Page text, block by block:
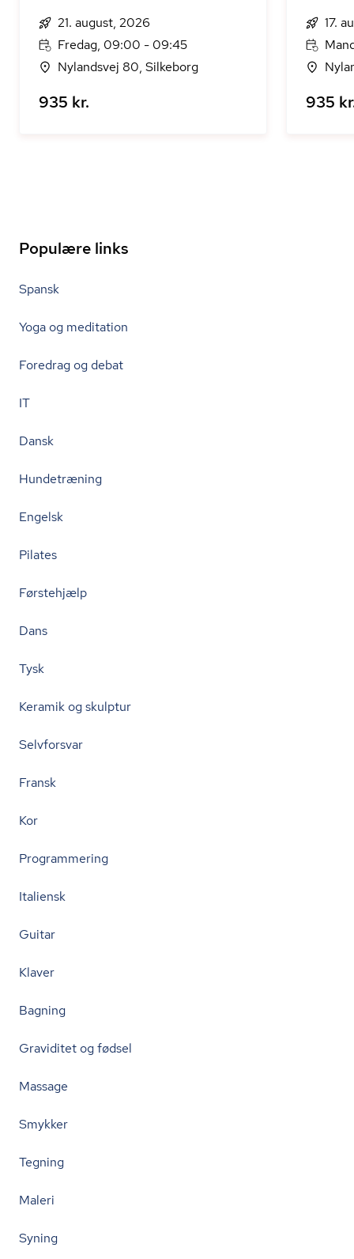
21. august, 2026
Fredag, 09:00 - 09:45
Nylandsvej 80, Silkeborg
935 kr.
17.
935
Populære links
Spansk
Yoga og meditation
Foredrag og debat
IT
Dansk
Hundetræning
Engelsk
Pilates
Førstehjælp
Dans
Tysk
Keramik og skulptur
Selvforsvar
Fransk
Kor
Programmering
Italiensk
Guitar
Klaver
Bagning
Graviditet og fødsel
Massage
Smykker
Tegning
Maleri
Syning